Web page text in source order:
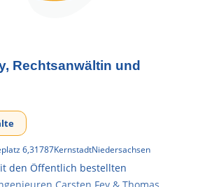
Rechtsanwältin und
6,31787KernstadtNiedersachsen
den Öffentlich bestellten